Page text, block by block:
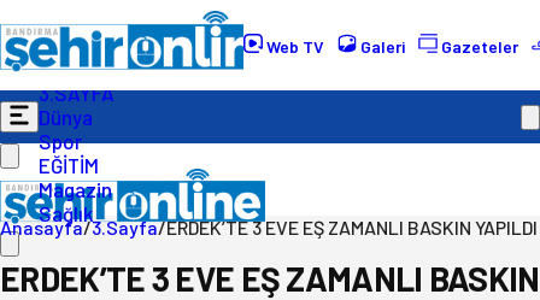
Web TV Galeri Gazeteler
Gündem
Ekonomi
Politika
3.SAYFA
Dünya
Spor
EĞİTİM
Magazin
Sağlık
Anasayfa/3.Sayfa/ERDEK’TE 3 EVE EŞ ZAMANLI BASKIN YAPILDI
ERDEK’TE 3 EVE EŞ ZAMANLI BASKIN